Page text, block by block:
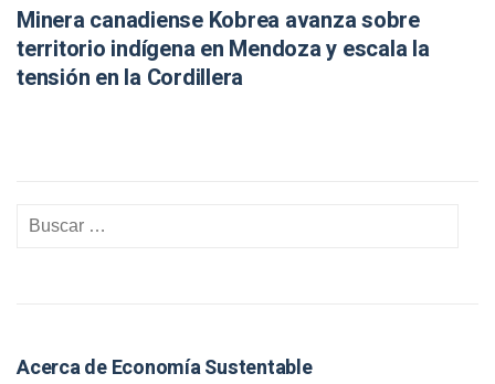
Minera canadiense Kobrea avanza sobre
territorio indígena en Mendoza y escala la
tensión en la Cordillera
Acerca de Economía Sustentable